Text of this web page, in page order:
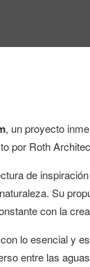
, un proyecto
por Roth
de
Su
con la
lo esencial y
entre las